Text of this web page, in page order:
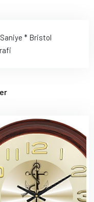
* Bristol